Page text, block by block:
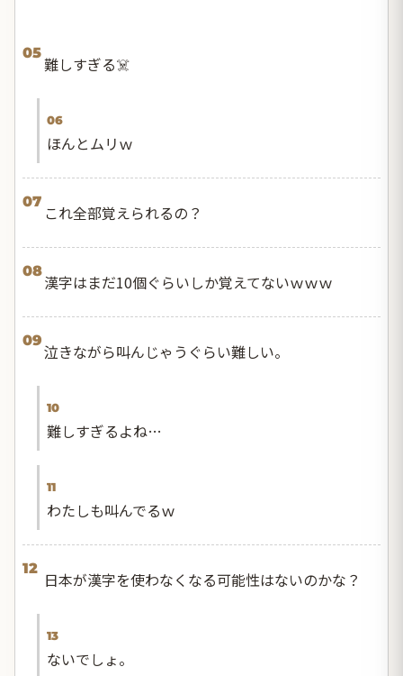
05
難しすぎる☠️
06
ほんとムリｗ
07
これ全部覚えられるの？
08
漢字はまだ10個ぐらいしか覚えてないｗｗｗ
09
泣きながら叫んじゃうぐらい難しい。
10
難しすぎるよね…
11
わたしも叫んでるｗ
12
日本が漢字を使わなくなる可能性はないのかな？
13
ないでしょ。